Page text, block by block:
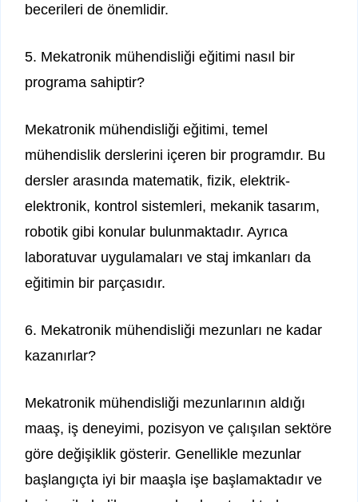
becerileri de önemlidir.
5. Mekatronik mühendisliği eğitimi nasıl bir
programa sahiptir?
Mekatronik mühendisliği eğitimi, temel
mühendislik derslerini içeren bir programdır. Bu
dersler arasında matematik, fizik, elektrik-
elektronik, kontrol sistemleri, mekanik tasarım,
robotik gibi konular bulunmaktadır. Ayrıca
laboratuvar uygulamaları ve staj imkanları da
eğitimin bir parçasıdır.
6. Mekatronik mühendisliği mezunları ne kadar
kazanırlar?
Mekatronik mühendisliği mezunlarının aldığı
maaş, iş deneyimi, pozisyon ve çalışılan sektöre
göre değişiklik gösterir. Genellikle mezunlar
başlangıçta iyi bir maaşla işe başlamaktadır ve